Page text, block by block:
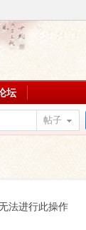
坛
帖子
法进行此操作